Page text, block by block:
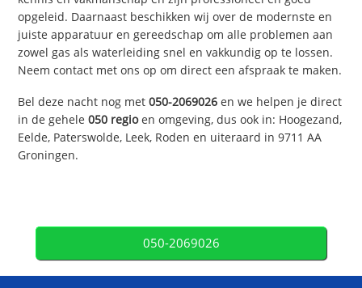
opgeleid. Daarnaast beschikken wij over de modernste en
juiste apparatuur en gereedschap om alle problemen aan
zowel gas als waterleiding snel en vakkundig op te lossen.
Neem contact met ons op om direct een afspraak te maken.
Bel deze nacht nog met050-2069026 en we helpen je direct
in de gehele050 regioen omgeving, dus ook in: Hoogezand,
Eelde, Paterswolde, Leek, Roden en uiteraard in 9711 AA
Groningen.
050-2069026